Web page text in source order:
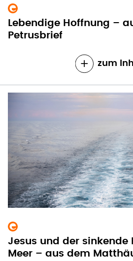
Lebendige Hoffnung –
Petrusbrief
zum
Jesus und der sinkende
Meer – aus dem